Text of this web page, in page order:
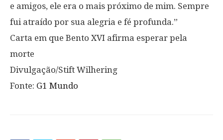
e amigos, ele era o mais próximo de mim. Sempre
fui atraído por sua alegria e fé profunda.”
Carta em que Bento XVI afirma esperar pela
morte
Divulgação/Stift Wilhering
Fonte: G1 Mundo